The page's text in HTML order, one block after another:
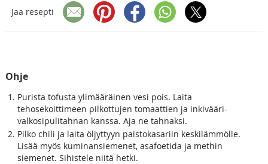
Jaa resepti
Ohje
Purista tofusta ylimääräinen vesi pois. Laita
tehosekoittimeen pilkottujen tomaattien ja inkivääri-
valkosipulitahnan kanssa. Aja ne tahnaksi.
Pilko chili ja laita öljyttyyn paistokasariin keskilämmölle.
Lisää myös kuminansiemenet, asafoetida ja methin
siemenet. Sihistele niitä hetki.